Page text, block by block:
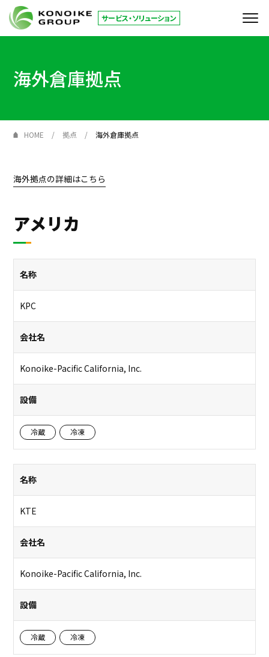
サービス・ソリューション
海外倉庫拠点
HOME 拠点 海外倉庫拠点
海外拠点の詳細はこちら
アメリカ
名称
KPC
会社名
Konoike-Pacific California, Inc.
設備
冷蔵 冷凍
名称
KTE
会社名
Konoike-Pacific California, Inc.
設備
冷蔵 冷凍
検索